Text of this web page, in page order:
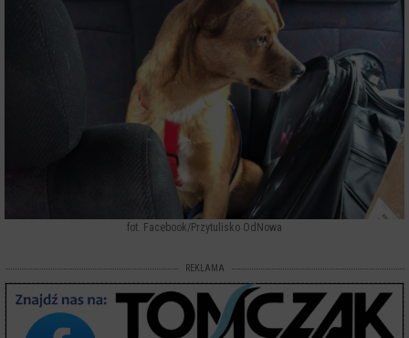
fot. Facebook/Przytulisko OdNowa
REKLAMA